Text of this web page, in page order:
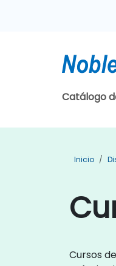
Catálogo
Inicio
Cursos